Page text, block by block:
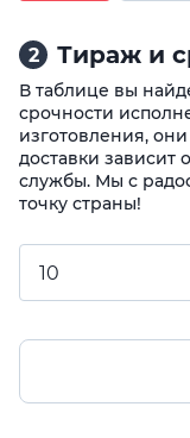
2 Тираж и
В таблице вы
срочности
изготовления,
доставки
службы. Мы с
точку страны!